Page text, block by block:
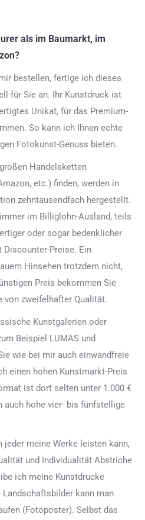
als im Baumarkt, im
bestellen, fertige ich dieses
für Sie an. Ihr Kunstdruck ist
Unikat, für das Premium-
So kann ich Ihnen echte
Fotokunst-Genuss bieten.
Handelsketten
etc.) finden, werden in
zehntausendfach hergestellt.
im Billiglohn-Ausland, teils
oder sogar bedenklicher
Preise. Ein
Hinsehen trotzdem nicht,
Preis bekommen Sie
von zweifelhafter Qualität.
Kunstgalerien oder
Beispiel LUMAS und
wie bei mir auch einwandfreie
einen hohen Kunstmarkt-Preis
ist dort selten unter 1.000 €
auch hohe vier- bis fünfstellige
meine Werke leisten kann,
und Individualität Abstriche
ich meine Kunstdrucke
kann man
(Fotoposter). Selbst das